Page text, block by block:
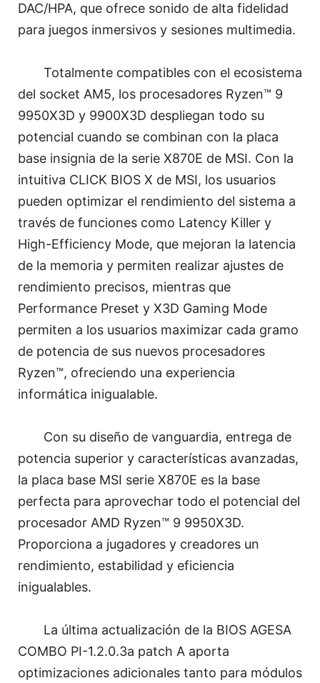
DAC/HPA, que ofrece sonido de alta fidelidad
para juegos inmersivos y sesiones multimedia.
Totalmente compatibles con el ecosistema
del socket AM5, los procesadores Ryzen™ 9
9950X3D y 9900X3D despliegan todo su
potencial cuando se combinan con la placa
base insignia de la serie X870E de MSI. Con la
intuitiva CLICK BIOS X de MSI, los usuarios
pueden optimizar el rendimiento del sistema a
través de funciones como Latency Killer y
High-Efficiency Mode, que mejoran la latencia
de la memoria y permiten realizar ajustes de
rendimiento precisos, mientras que
Performance Preset y X3D Gaming Mode
permiten a los usuarios maximizar cada gramo
de potencia de sus nuevos procesadores
Ryzen™, ofreciendo una experiencia
informática inigualable.
Con su diseño de vanguardia, entrega de
potencia superior y características avanzadas,
la placa base MSI serie X870E es la base
perfecta para aprovechar todo el potencial del
procesador AMD Ryzen™ 9 9950X3D.
Proporciona a jugadores y creadores un
rendimiento, estabilidad y eficiencia
inigualables.
La última actualización de la BIOS AGESA
COMBO PI-1.2.0.3a patch A aporta
optimizaciones adicionales tanto para módulos